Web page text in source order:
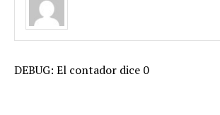
DEBUG: El contador dice 0